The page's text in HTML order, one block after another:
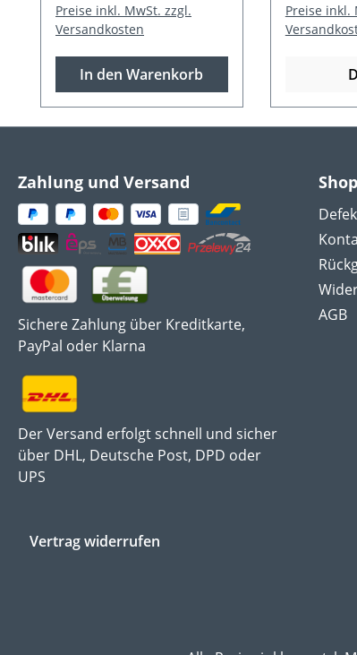
Preise inkl. MwSt. zzgl.
Versandkosten
In den Warenkorb
Preise inkl.
Zahlung und Versand
Sichere Zahlung über Kreditkarte,
PayPal oder Klarna
Der Versand erfolgt schnell und sicher
über DHL, Deutsche Post, DPD oder
UPS
Vertrag widerrufen
AGB